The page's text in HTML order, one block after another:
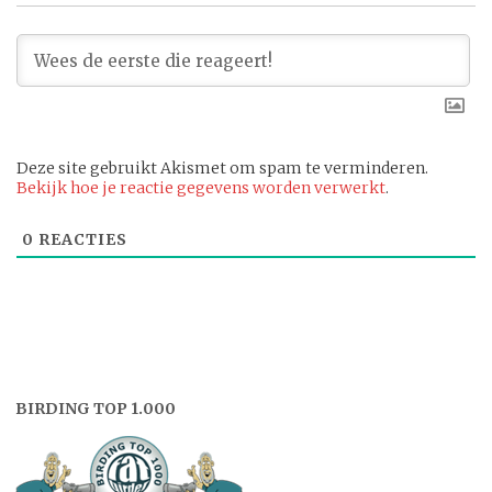
Deze site gebruikt Akismet om spam te verminderen.
Bekijk hoe je reactie gegevens worden verwerkt.
0 REACTIES
BIRDING TOP 1.000